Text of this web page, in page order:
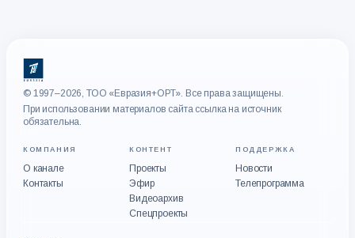
© 1997–2026, ТОО «Евразия+ОРТ». Все права защищены.
При использовании материалов сайта ссылка на источник
обязательна.
КОМПАНИЯ
О канале
Контакты
КОНТЕНТ
Проекты
Эфир
Видеоархив
Спецпроекты
ПОДДЕРЖКА
Новости
Телепрограмма